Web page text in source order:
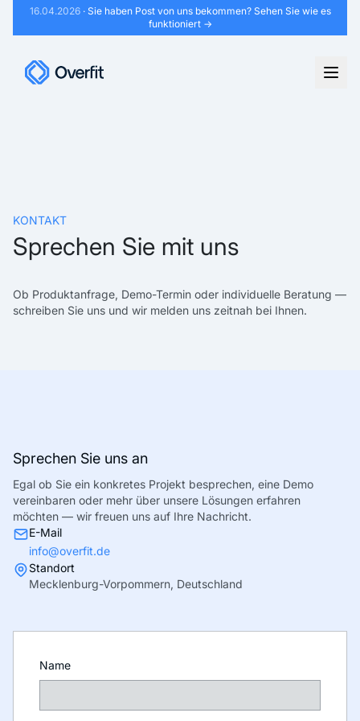
16.04.2026· Sie haben Post von uns bekommen? Sehen Sie wie es
funktioniert →
KONTAKT
Sprechen Sie mit uns
Ob Produktanfrage, Demo-Termin oder individuelle Beratung —
schreiben Sie uns und wir melden uns zeitnah bei Ihnen.
Sprechen Sie uns an
Egal ob Sie ein konkretes Projekt besprechen, eine Demo
vereinbaren oder mehr über unsere Lösungen erfahren
möchten — wir freuen uns auf Ihre Nachricht.
E-Mail
info@overfit.de
Standort
Mecklenburg-Vorpommern, Deutschland
Name